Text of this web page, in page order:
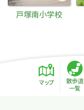
戸塚南小学校
マップ
散歩道
一覧